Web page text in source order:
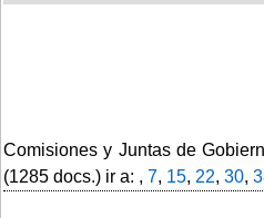
Comisiones y Juntas de
(1285 docs.) ir a: , 7, 15, 22, 30,